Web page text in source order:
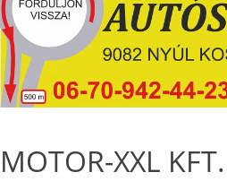
MOTOR-XXL KFT.